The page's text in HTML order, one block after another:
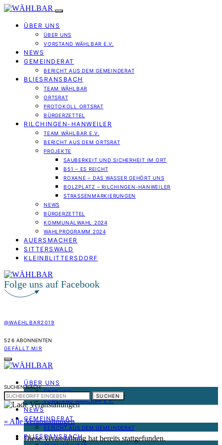
ÜBER UNS
ÜBER UNS
VORSTAND WÄHLBAR E.V.
NEWS
GEMEINDERAT
BERICHT AUS DEM GEMEINDERAT
BLIESRANSBACH
TEAM WÄHLBAR
ORTSRAT
PROTOKOLL ORTSRAT
BÜRGERZETTEL
RILCHINGEN-HANWEILER
TEAM WÄHLBAR E.V.
BERICHT AUS DEM ORTSRAT
PROJEKTE
SAUBERKEIT UND SICHERHEIT IM ORT
B51 – ES REICHT
ROXANE – DAS WASSER GEHÖRT UNS
BOLZPLATZ – RILCHINGEN-HANWEILER
STRASSENMARKIERUNGEN
NEWS
BÜRGERZETTEL
KOMMUNALWAHL 2024
WAHLPROGRAMM 2024
AUERSMACHER
SITTERSWALD
KLEINBLITTERSDORF
Folge uns auf Facebook
@WAEHLBAR2019
526 ABONNENTEN
GEFÄLLT MIR
ÜBER UNS
ÜBER UNS
VORSTAND WÄHLBAR E.V.
NEWS
GEMEINDERAT
BERICHT AUS DEM GEMEINDERAT
BLIESRANSBACH
SUCHEN NACH:
SUCHEN
« Alle Veranstaltungen
Diese Veranstaltung hat bereits stattgefunden.